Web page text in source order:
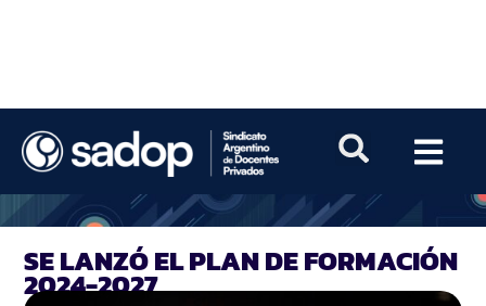
SE LANZÓ EL PLAN DE FORMACIÓN
2024-2027